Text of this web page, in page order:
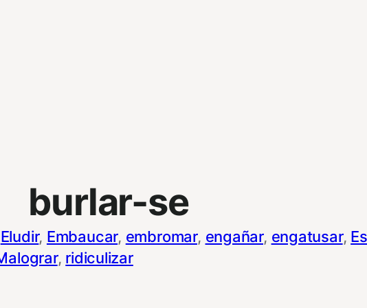
burlar-se
Eludir, Embaucar, embromar, engañar, engatusar,
, ridiculizar